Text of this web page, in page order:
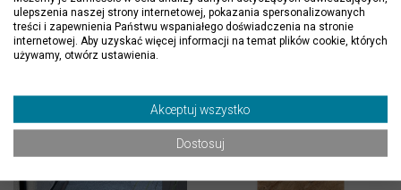
-5%
ulepszenia naszej strony internetowej, pokazania spersonalizowanych
treści i zapewnienia Państwu wspaniałego doświadczenia na stronie
internetowej. Aby uzyskać więcej informacji na temat plików cookie, których
używamy, otwórz ustawienia.
Akceptuj wszystko
Dostosuj